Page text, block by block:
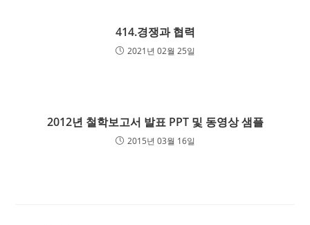
414.경쟁과 협력
2021년 02월 25일
2012년 철학보고서 발표 PPT 및 동영상 샘플
2015년 03월 16일